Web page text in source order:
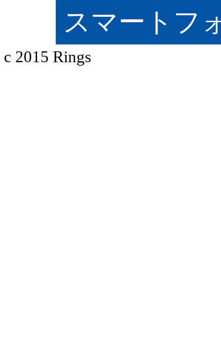
スマートフ
c 2015 Rings